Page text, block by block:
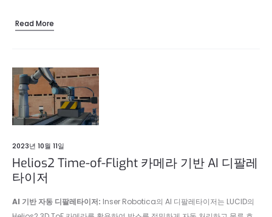
Read More
2023년 10월 11일
Helios2 Time-of-Flight 카메라 기반 AI 디팔레
타이저
AI 기반 자동 디팔레타이저: Inser Robotica의 AI 디팔레타이저는 LUCID의